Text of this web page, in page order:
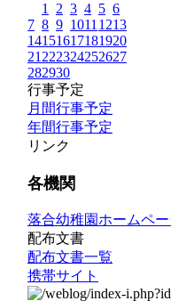
1
2 3 4 5 6
7 8 9 1011 1213
14151617181920
21 222324252627
282930
行事予定
月間行事予定
年間行事予定
リンク
各機関
落合幼稚園ホームペー
配布文書
配布文書一覧
携帯サイト